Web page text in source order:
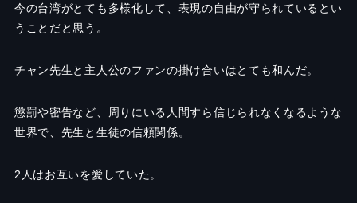
今の台湾がとても多様化して、表現の自由が守られているとい
うことだと思う。
チャン先生と主人公のファンの掛け合いはとても和んだ。
懲罰や密告など、周りにいる人間すら信じられなくなるような
世界で、先生と生徒の信頼関係。
2人はお互いを愛していた。